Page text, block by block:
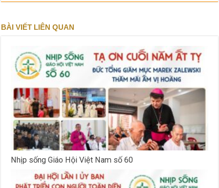
BÀI VIẾT LIÊN QUAN
Nhịp sống Giáo Hội Việt Nam số 60